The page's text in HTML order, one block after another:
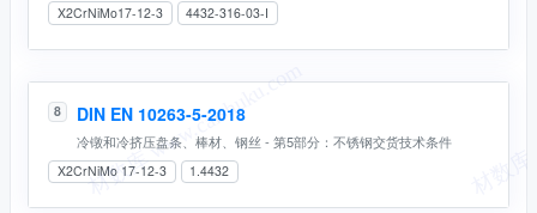
X2CrNiMo17-12-3 4432-316-03-I
8 DIN EN 10263-5-2018
冷镦和冷挤压盘条、棒材、钢丝 - 第5部分：不锈钢交货技术条件
X2CrNiMo 17-12-3 1.4432